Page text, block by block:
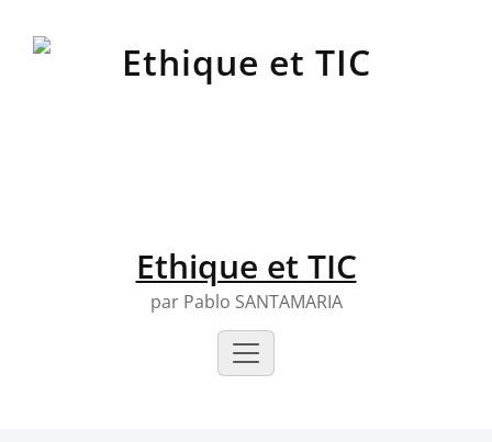
Ethique et TIC
par Pablo SANTAMARIA